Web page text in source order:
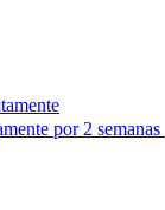
por 2 semanas